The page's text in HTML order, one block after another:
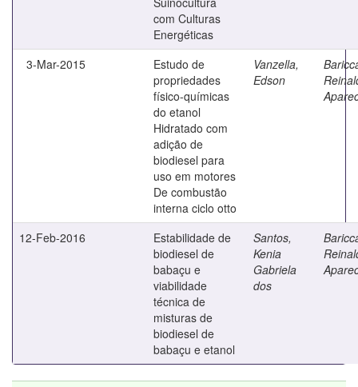
com Culturas
Energéticas
3-Mar-2015
Estudo de
propriedades
físico-químicas
do etanol
Hidratado com
adição de
biodiesel para
uso em motores
De combustão
interna ciclo otto
Vanzella,
Edson
12-Feb-2016
Estabilidade de
biodiesel de
babaçu e
viabilidade
técnica de
misturas de
biodiesel de
babaçu e etanol
Santos,
Kenia
Gabriela
dos